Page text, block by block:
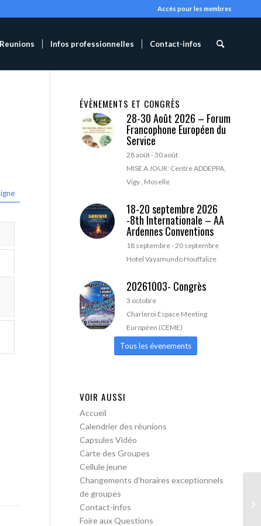
Accès pour les membres
Reunions Infos professionnelles Contact-infos
ÉVÈNEMENTS ET CONGRÈS
28-30 Août 2026 – Forum
Francophone Européen du
Service
28 août-30 août
MISE A JOUR: Centre ADDEPPA,
Vigy , Moselle
18-20 septembre 2026
-8th Internationale – AA
Ardennes Conventions
18 septembre-20 septembre
Hotel Vayamundo Houffalize
20261003- Congrès
3 octobre
Charleroi Espace Meeting
Européen (CEME)
Tous les évenements
VOIR AUSSI
Accueil
Calendrier des réunions
Capsules Vidéo
Carte des Groupes
Cellule jeune
Changements d’horaires exceptionnels
de groupes
Contact-infos
Foire aux Questions